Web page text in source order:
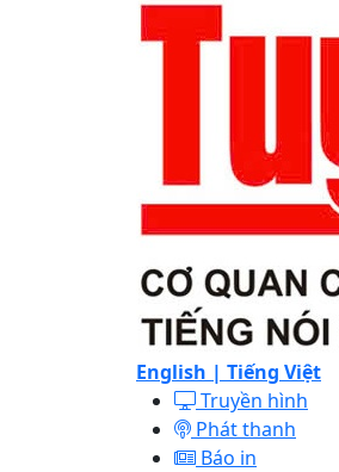
English | Tiếng Việt
Truyền hình
Phát thanh
Báo in